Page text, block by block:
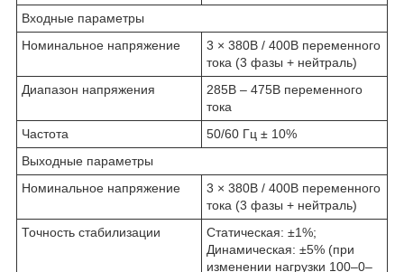
Входные параметры
Номинальное напряжение
3 × 380В / 400В переменного
тока (3 фазы + нейтраль)
Диапазон напряжения
285В – 475В переменного
тока
Частота
50/60 Гц ± 10%
Выходные параметры
Номинальное напряжение
3 × 380В / 400В переменного
тока (3 фазы + нейтраль)
Точность стабилизации
Статическая: ±1%;
Динамическая: ±5% (при
изменении нагрузки 100–0–